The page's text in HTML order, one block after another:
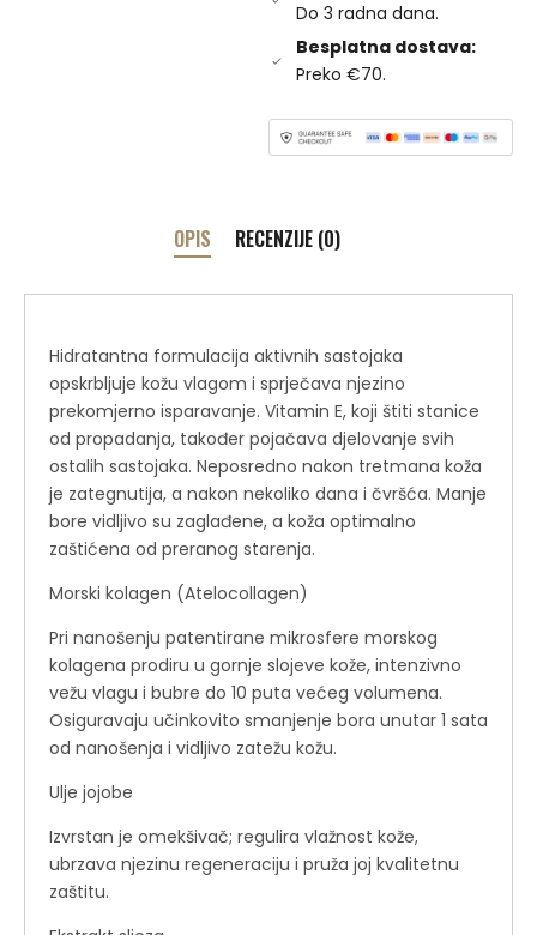
Do 3 radna dana.
Besplatna dostava:
Preko €70.
OPIS RECENZIJE (0)
Hidratantna formulacija aktivnih sastojaka
opskrbljuje kožu vlagom i sprječava njezino
prekomjerno isparavanje. Vitamin E, koji štiti stanice
od propadanja, također pojačava djelovanje svih
ostalih sastojaka. Neposredno nakon tretmana koža
je zategnutija, a nakon nekoliko dana i čvršća. Manje
bore vidljivo su zaglađene, a koža optimalno
zaštićena od preranog starenja.
Morski kolagen (Atelocollagen)
Pri nanošenju patentirane mikrosfere morskog
kolagena prodiru u gornje slojeve kože, intenzivno
vežu vlagu i bubre do 10 puta većeg volumena.
Osiguravaju učinkovito smanjenje bora unutar 1 sata
od nanošenja i vidljivo zatežu kožu.
Ulje jojobe
Izvrstan je omekšivač; regulira vlažnost kože,
ubrzava njezinu regeneraciju i pruža joj kvalitetnu
zaštitu.